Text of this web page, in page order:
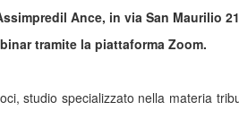
Ance, in via San Maurilio
tramite la piattaforma Zoom.
studio specializzato nella materia